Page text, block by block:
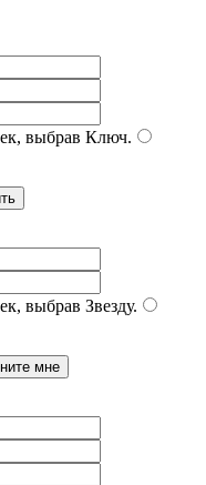
выбрав Ключ.
выбрав Звезду.